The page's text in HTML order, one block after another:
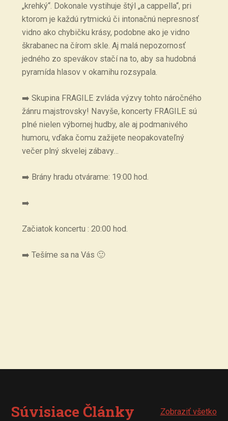
„krehký“. Dokonale vystihuje štýl „a cappella“, pri
ktorom je každú rytmickú či intonačnú nepresnosť
vidno ako chybičku krásy, podobne ako je vidno
škrabanec na čírom skle. Aj malá nepozornosť
jedného zo spevákov stačí na to, aby sa hudobná
pyramída hlasov v okamihu rozsypala.
➡️ Skupina FRAGILE zvláda výzvy tohto náročného
žánru majstrovsky! Navyše, koncerty FRAGILE sú
plné nielen výbornej hudby, ale aj podmanivého
humoru, vďaka čomu zažijete neopakovateľný
večer plný skvelej zábavy…
➡️ Brány hradu otvárame: 19:00 hod.
➡️
Začiatok koncertu : 20:00 hod.
➡️ Tešíme sa na Vás 🙂
Súvisiace Články Zobraziť všetko